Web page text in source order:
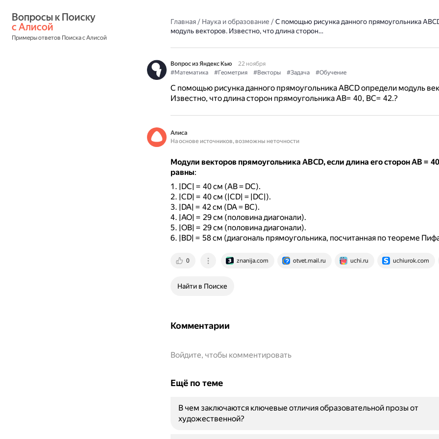
с Алисой
Примеры ответов Поиска с Алисой
Главная/ Наука и образование /С помощью рисунка данного прямоугольника
модуль векторов. Известно, что длина сторон…
Вопрос из Яндекс Кью
22 ноября
#Математика
#Геометрия #Векторы #Задача #Обучение
С помощью рисунка данного прямоугольника ABCD определи модуль
Известно, что длина сторон прямоугольника AB= 40, BC= 42.?
Алиса
На основе источников, возможны неточности
Модули векторов прямоугольника ABCD, если длина его сторон AB =
равны:
|DC| = 40 см (AB = DC).
|CD| = 40 см (|CD| = |DC|).
|DA| = 42 cм (DA = BC).
|AO| = 29 cм (половина диагонали).
|OB| = 29 cм (половина диагонали).
|BD| = 58 см (диагональ прямоугольника, посчитанная по теореме
0 znanija.com otvet.mail.ru uchi.ru uchiurok.com
Найти в Поиске
Комментарии
Войдите, чтобы комментировать
Ещё по теме
В чем заключаются ключевые отличия образовательной прозы от
художественной?